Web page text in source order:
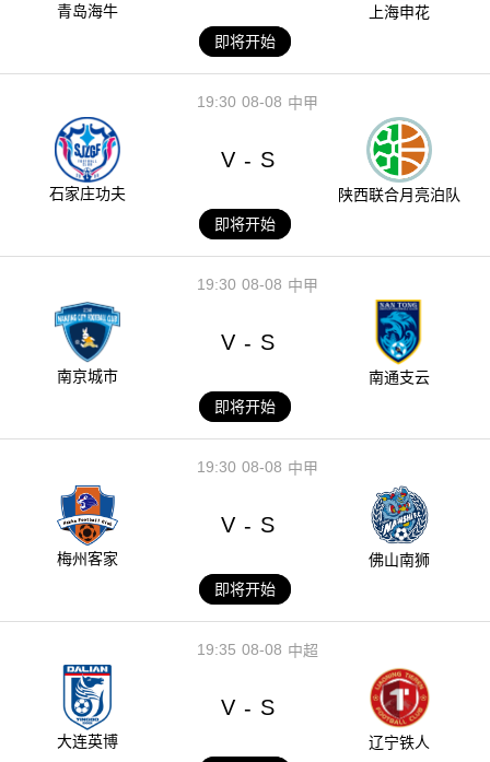
青岛海牛
上海申花
即将开始
08-08
19:30 中甲
石家庄功夫
V - S
陕西联合月亮泊队
即将开始
08-08
19:30 中甲
南京城市
V - S
南通支云
即将开始
08-08
19:30 中甲
梅州客家
V - S
佛山南狮
即将开始
08-08
19:35 中超
大连英博
V - S
辽宁铁人